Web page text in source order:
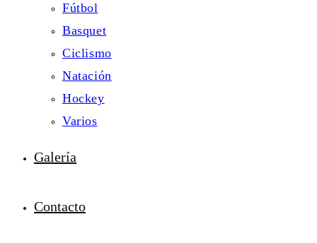
Fútbol
Basquet
Ciclismo
Natación
Hockey
Varios
Galería
Contacto